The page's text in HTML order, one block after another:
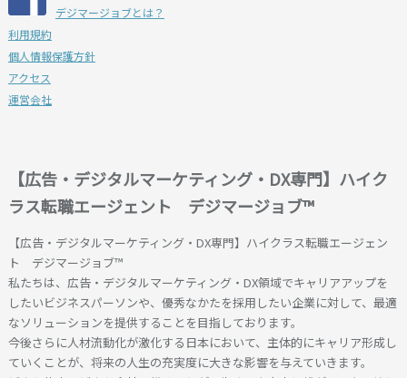
デジマージョブとは？
利用規約
個人情報保護方針
アクセス
運営会社
【広告・デジタルマーケティング・DX専門】ハイク
ラス転職エージェント デジマージョブ™
【広告・デジタルマーケティング・DX専門】ハイクラス転職エージェン
ト デジマージョブ™
私たちは、広告・デジタルマーケティング・DX領域でキャリアアップを
したいビジネスパーソンや、優秀なかたを採用したい企業に対して、最適
なソリューションを提供することを目指しております。
今後さらに人材流動化が激化する日本において、主体的にキャリア形成し
ていくことが、将来の人生の充実度に大きな影響を与えていきます。